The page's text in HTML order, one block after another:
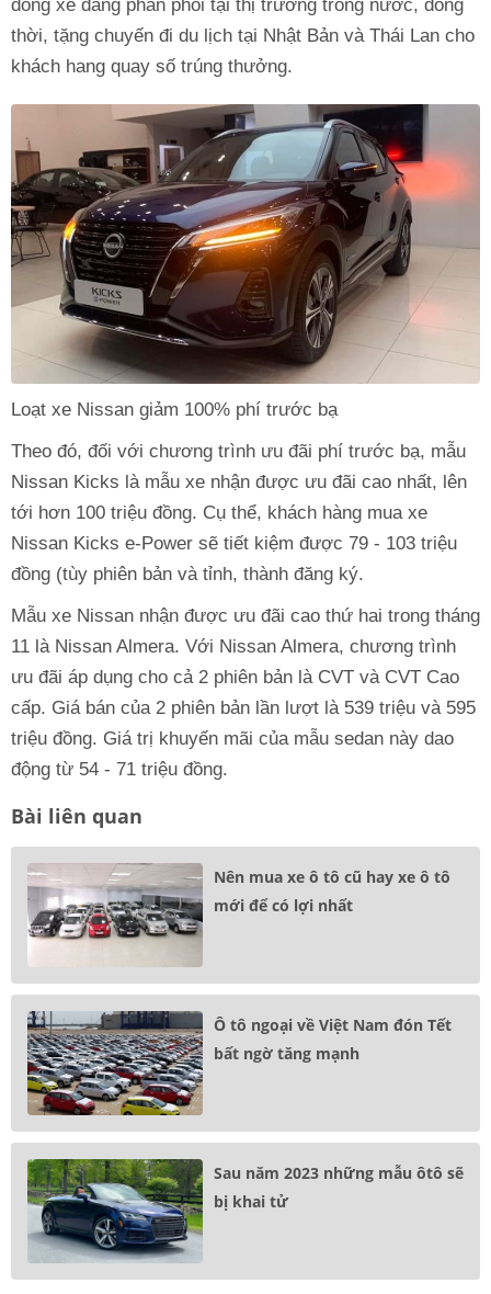
dòng xe đang phân phối tại thị trường trong nước, đồng
thời, tặng chuyến đi du lịch tại Nhật Bản và Thái Lan cho
khách hang quay số trúng thưởng.
Loạt xe Nissan giảm 100% phí trước bạ
Theo đó, đối với chương trình ưu đãi phí trước bạ, mẫu
Nissan Kicks là mẫu xe nhận được ưu đãi cao nhất, lên
tới hơn 100 triệu đồng. Cụ thể, khách hàng mua xe
Nissan Kicks e-Power sẽ tiết kiệm được 79 - 103 triệu
đồng (tùy phiên bản và tỉnh, thành đăng ký.
Mẫu xe Nissan nhận được ưu đãi cao thứ hai trong tháng
11 là Nissan Almera. Với Nissan Almera, chương trình
ưu đãi áp dụng cho cả 2 phiên bản là CVT và CVT Cao
cấp. Giá bán của 2 phiên bản lần lượt là 539 triệu và 595
triệu đồng. Giá trị khuyến mãi của mẫu sedan này dao
động từ 54 - 71 triệu đồng.
Bài liên quan
Nên mua xe ô tô cũ hay xe ô tô
mới để có lợi nhất
Ô tô ngoại về Việt Nam đón Tết
bất ngờ tăng mạnh
Sau năm 2023 những mẫu ôtô sẽ
bị khai tử